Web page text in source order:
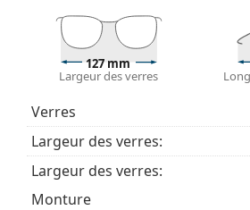
Nous livrons les lunettes
Le chiffon fourni est idéal
livrés avec un sac en tissu au
Explorez la gamme complète de
Ceci est un dispositif médical.
127 mm
Largeur des verres
Verres
Largeur des verres:
Largeur des verres:
Monture